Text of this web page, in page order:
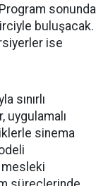
sonunda
buluşacak.
ise
sınırlı
uygulamalı
sinema
mesleki